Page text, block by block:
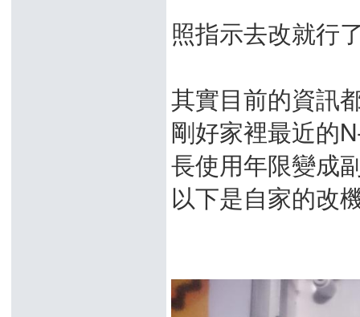
照指示去改就行
其實目前的資訊
剛好家裡最近的
長使用年限變成
以下是自家的改